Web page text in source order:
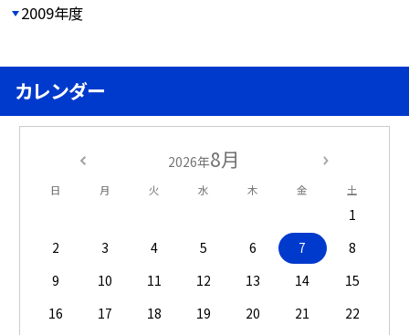
2009年度
カレンダー
2026年8月
日 月 火 水 木 金 土
1
2
3 4 5 6 7
8
9
10 11 12 13 14
15
16
17 18 19 20 21
22